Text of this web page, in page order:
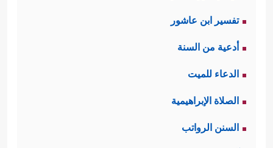
تفسير ابن عاشور
أدعية من السنة
الدعاء للميت
الصلاة الإبراهيمية
السنن الرواتب